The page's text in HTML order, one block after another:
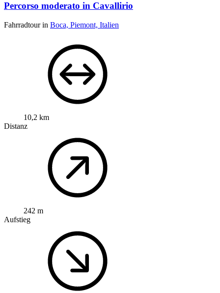
Percorso moderato in Cavallirio
Fahrradtour in Boca, Piemont, Italien
10,2 km
Distanz
242 m
Aufstieg